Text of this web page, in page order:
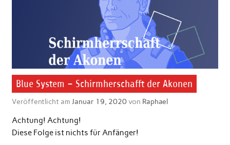
Blue System – Schirmherschafft der Akonen
Veröffentlicht am Januar 19, 2020von Raphael
Achtung! Achtung!
Diese Folge ist nichts für Anfänger!